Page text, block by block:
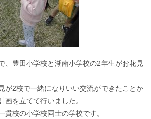
、豊田小学校と湖南小学校の2年生がお花見
が2校で一緒になりいい交流ができたことか
画を立てて行いました。
貫校の小学校同士の学校です。